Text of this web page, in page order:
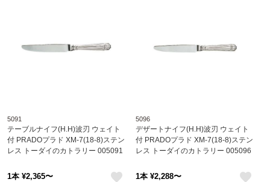
5091
テーブルナイフ(H.H)波刃 ウェイト
付 PRADOプラド XM-7(18-8)ステン
レス トーダイのカトラリー 005091
1本 ¥2,365〜
5096
デザートナイフ(H.H)波刃 ウェイト
付 PRADOプラド XM-7(18-8)ステン
レス トーダイのカトラリー 005096
1本 ¥2,288〜